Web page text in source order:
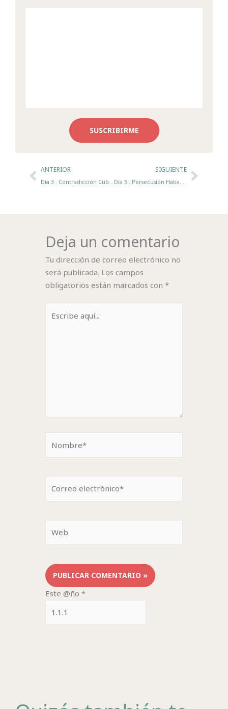
SUSCRIBIRME
AntANTERIOR
Día 3 . Contradicción Cubana
SIGUIENTE
Día 5 . Persecusión Habanera
Deja un comentario
Tu dirección de correo electrónico no
será publicada. Los campos
obligatorios están marcados con *
aquí...
electrónico*
Este @ño *